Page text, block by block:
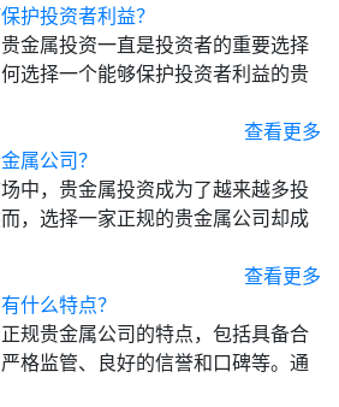
护投资者利益？
金属投资一直是投资者的重要选择
选择一个能够保护投资者利益的贵
查看更多
属公司？
中，贵金属投资成为了越来越多投
，选择一家正规的贵金属公司却成
查看更多
什么特点？
规贵金属公司的特点，包括具备合
格监管、良好的信誉和口碑等。通